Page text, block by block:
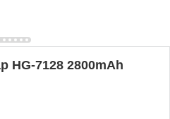
HG-7128 2800mAh